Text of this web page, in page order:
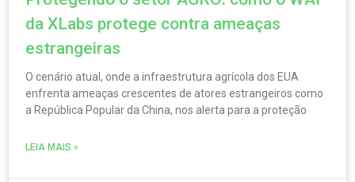
da XLabs protege contra ameaças
estrangeiras
O cenário atual, onde a infraestrutura agrícola dos EUA
enfrenta ameaças crescentes de atores estrangeiros como
a República Popular da China, nos alerta para a proteção
LEIA MAIS »